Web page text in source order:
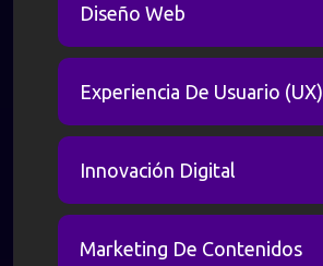
Diseño Web
Experiencia De Usuario (UX)
Innovación Digital
Marketing De Contenidos